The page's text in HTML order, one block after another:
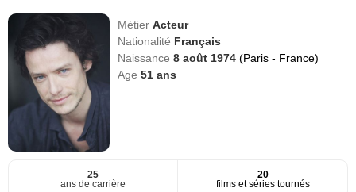
MétierActeur
Nationalité Français
Naissance8 août 1974(Paris - France)
Age51 ans
25
ans de carrière
20
films et séries tournés